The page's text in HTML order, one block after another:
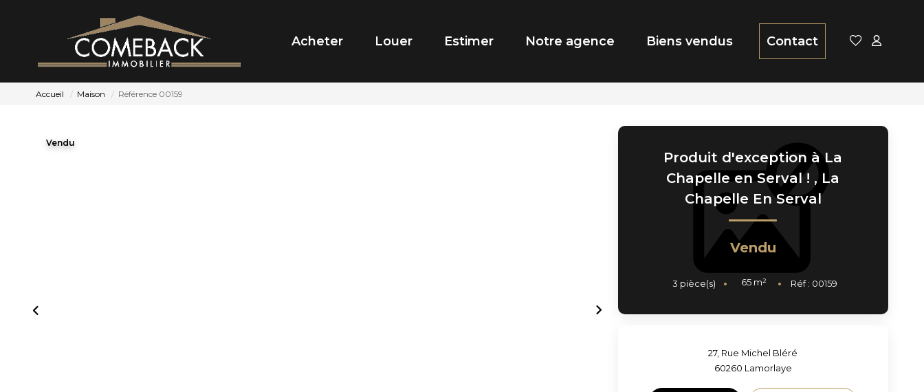
Acheter Louer Estimer Notre agence Biens vendus Contact
Accueil Maison Référence 00159
Vendu
Produit d'exception à La
Chapelle en Serval ! , La
Chapelle En Serval
Vendu
3 pièce(s) 65 m² Réf : 00159
27, Rue Michel Bléré
60260 Lamorlaye